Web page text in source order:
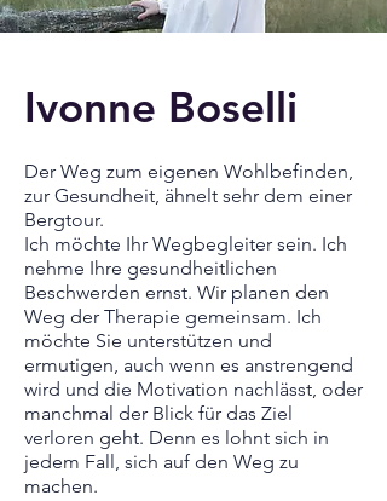
Ivonne Boselli
Der Weg zum eigenen Wohlbefinden,
zur Gesundheit, ähnelt sehr dem einer
Bergtour.
Ich möchte Ihr Wegbegleiter sein. Ich
nehme Ihre gesundheitlichen
Beschwerden ernst. Wir planen den
Weg der Therapie gemeinsam. Ich
möchte Sie unterstützen und
ermutigen, auch wenn es anstrengend
wird und die Motivation nachlässt, oder
manchmal der Blick für das Ziel
verloren geht. Denn es lohnt sich in
jedem Fall, sich auf den Weg zu
machen.